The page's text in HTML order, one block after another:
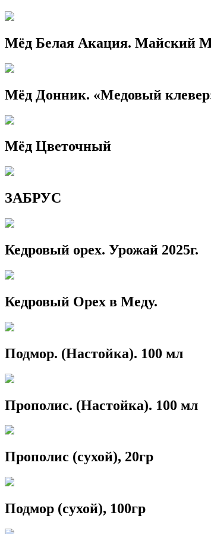
Мёд Белая Акация. Майский
Мёд Донник. «Медовый
Мёд Цветочный
ЗАБРУС
Кедровый орех. Урожай 2025г.
Кедровый Орех в Меду.
Подмор. (Настойка). 100 мл
Прополис. (Настойка). 100 мл
Прополис (сухой), 20гр
Подмор (сухой), 100гр